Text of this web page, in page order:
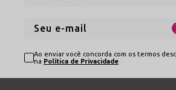
Ver
Ao enviar você concorda com os termos
na Política de Privacidade